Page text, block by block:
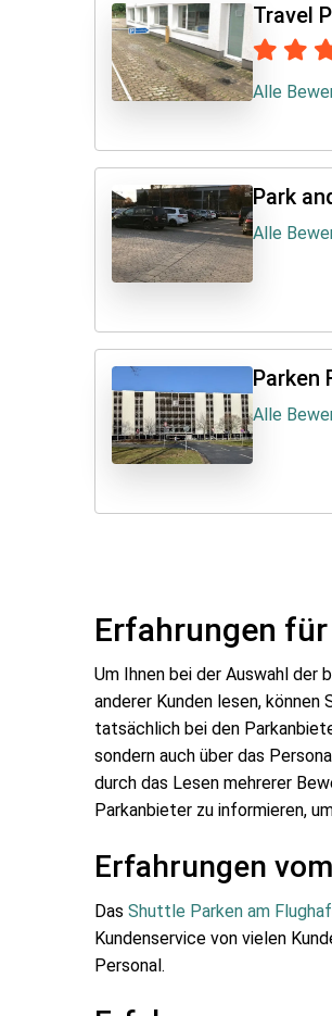
Travel
Alle
Park
Alle
Parken
Alle
Erfahrungen
Um Ihnen bei der Auswahl der
anderer Kunden lesen,
tatsächlich bei den
sondern auch über das
durch das Lesen mehrerer
Parkanbieter zu informieren,
Erfahrungen
Das Shuttle Parken am
Kundenservice von vielen
Personal.